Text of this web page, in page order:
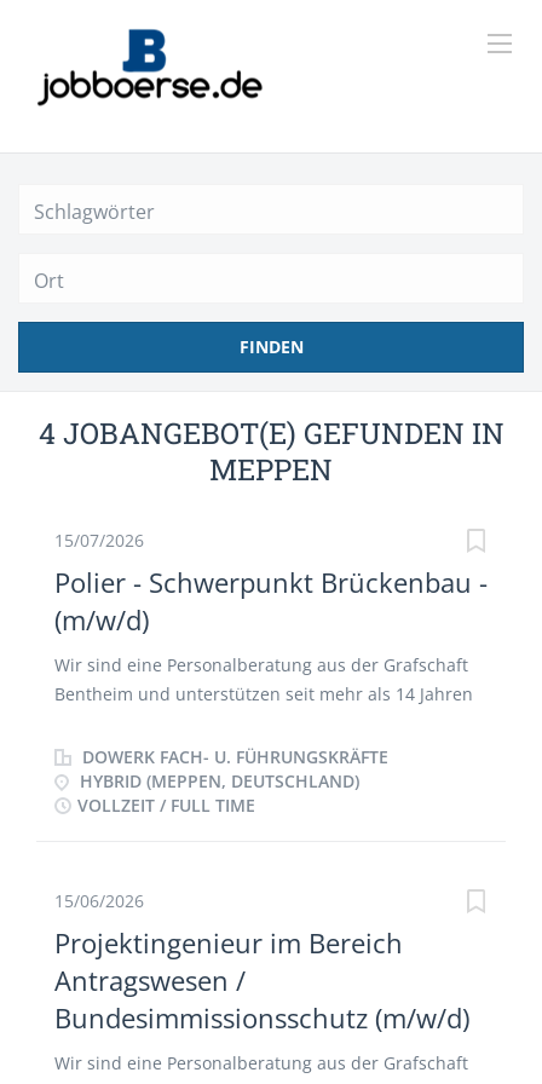
FINDEN
4 JOBANGEBOT(E) GEFUNDEN IN
MEPPEN
15/07/2026
Polier - Schwerpunkt Brückenbau -
(m/w/d)
Wir sind eine Personalberatung aus der Grafschaft
Bentheim und unterstützen seit mehr als 14 Jahren
Positionen. Wir „verbinden“ Arbeitnehmer und
Arbeitgeber und haben die Kontakte zu
interessanten und attraktiven Arbeitgebern, die
Region Osnabrück – dies sind Regionen, in denen
München – auch hier haben wir in der
Vergangenheit bereits erfolgreich Positionen für
unsere Kunden besetzt. Wir beraten kompetent,
jeweiligen Bedürfnisse und Aufgabenstellungen.
DOWERK FACH- U. FÜHRUNGSKRÄFTE
HYBRID (MEPPEN, DEUTSCHLAND)
VOLLZEIT / FULL TIME
15/06/2026
Projektingenieur im Bereich
Antragswesen /
Bundesimmissionsschutz (m/w/d)
Wir sind eine Personalberatung aus der Grafschaft